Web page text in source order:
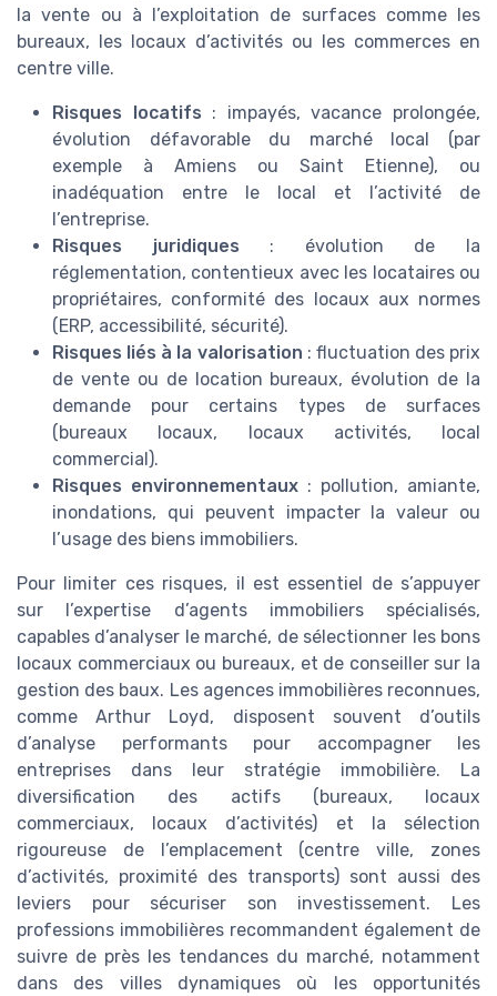
la vente ou à l’exploitation de surfaces comme les
bureaux, les locaux d’activités ou les commerces en
centre ville.
Risques locatifs : impayés, vacance prolongée,
évolution défavorable du marché local (par
exemple à Amiens ou Saint Etienne), ou
inadéquation entre le local et l’activité de
l’entreprise.
Risques juridiques : évolution de la
réglementation, contentieux avec les locataires ou
propriétaires, conformité des locaux aux normes
(ERP, accessibilité, sécurité).
Risques liés à la valorisation : fluctuation des prix
de vente ou de location bureaux, évolution de la
demande pour certains types de surfaces
(bureaux locaux, locaux activités, local
commercial).
Risques environnementaux : pollution, amiante,
inondations, qui peuvent impacter la valeur ou
l’usage des biens immobiliers.
Pour limiter ces risques, il est essentiel de s’appuyer
sur l’expertise d’agents immobiliers spécialisés,
capables d’analyser le marché, de sélectionner les bons
locaux commerciaux ou bureaux, et de conseiller sur la
gestion des baux. Les agences immobilières reconnues,
comme Arthur Loyd, disposent souvent d’outils
d’analyse performants pour accompagner les
entreprises dans leur stratégie immobilière. La
diversification des actifs (bureaux, locaux
commerciaux, locaux d’activités) et la sélection
rigoureuse de l’emplacement (centre ville, zones
d’activités, proximité des transports) sont aussi des
leviers pour sécuriser son investissement. Les
professions immobilières recommandent également de
suivre de près les tendances du marché, notamment
dans des villes dynamiques où les opportunités